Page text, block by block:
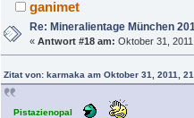
ganimet
Re: Mineralientage München
«Antwort #18 am: Oktober 31,
Zitat von: karmaka am Oktober 31, 2011,
Pistazienopal